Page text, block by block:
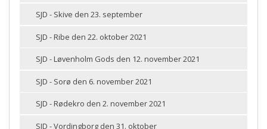
SJD - Skive den 23. september
SJD - Ribe den 22. oktober 2021
SJD - Løvenholm Gods den 12. november 2021
SJD - Sorø den 6. november 2021
SJD - Rødekro den 2. november 2021
SJD - Vordingborg den 31. oktober